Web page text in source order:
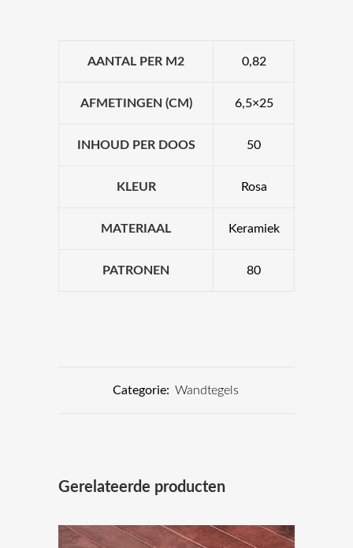
AANTAL PER M2 0,82
AFMETINGEN (CM) 6,5×25
INHOUD PER DOOS 50
KLEUR Rosa
MATERIAAL Keramiek
PATRONEN 80
Categorie: Wandtegels
Gerelateerde producten